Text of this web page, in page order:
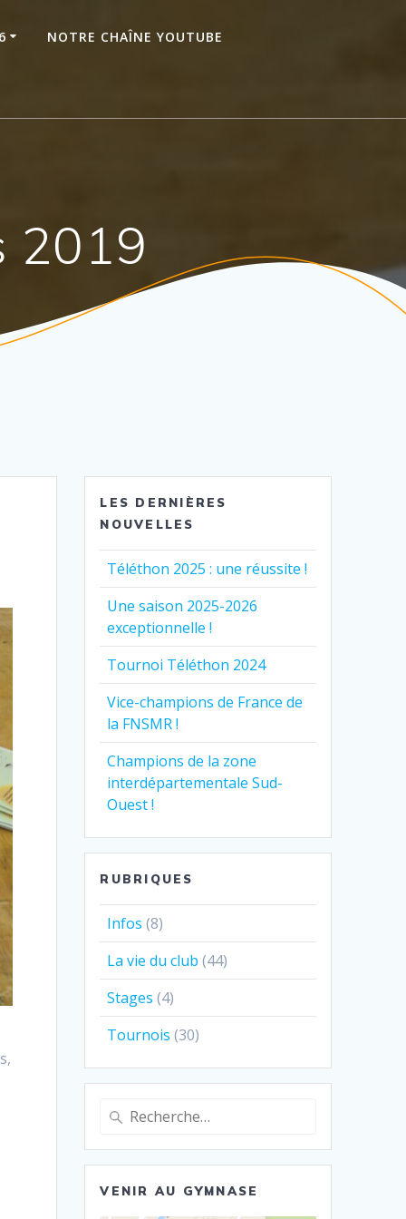
NOTRE CHAÎNE YOUTUBE
2019
LES DERNIÈRES
NOUVELLES
Téléthon 2025 : une réussite !
Une saison 2025-2026
exceptionnelle !
Tournoi Téléthon 2024
Vice-champions de France de
la FNSMR !
Champions de la zone
interdépartementale Sud-
Ouest !
RUBRIQUES
Infos (8)
La vie du club (44)
Stages (4)
Tournois (30)
Recherche
:
VENIR AU GYMNASE